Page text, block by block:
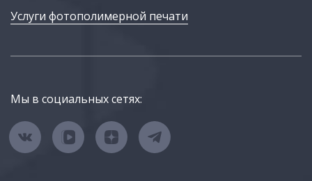
Услуги фотополимерной печати
Мы в социальных сетях: